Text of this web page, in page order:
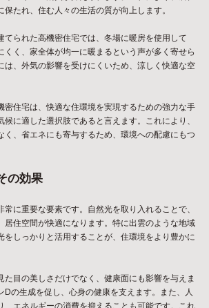
保たれ、住む人々の生活の質が向上します。
てられた高機密住宅では、冬場に暖房を使用して
くく、家全体が均一に暖まるという声が多く寄せら
は、外気の影響を受けにくいため、涼しく快適な空
密住宅は、快適な住環境を実現するための強力な手
に適した選択肢であると言えます。これにより、
く、省エネにも寄与するため、環境への配慮にもつ
の効果
に重要な要素です。自然光を取り入れることで、
居住空間が快適になります。特に出雲のような地域
をしっかりと活用することが、住環境をより豊かに
た目の美しさだけでなく、健康面にも影響を与えま
Dの生成を促し、心身の健康を支えます。また、人
、エネルギーの消費を抑えることも可能です。これ